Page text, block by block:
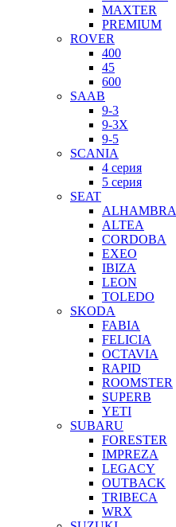
MAXTER
PREMIUM
ROVER
400
45
600
SAAB
9-3
9-3X
9-5
SCANIA
4 серия
5 серия
SEAT
ALHAMBRA
ALTEA
CORDOBA
EXEO
IBIZA
LEON
TOLEDO
SKODA
FABIA
FELICIA
OCTAVIA
RAPID
ROOMSTER
SUPERB
YETI
SUBARU
FORESTER
IMPREZA
LEGACY
OUTBACK
TRIBECA
WRX